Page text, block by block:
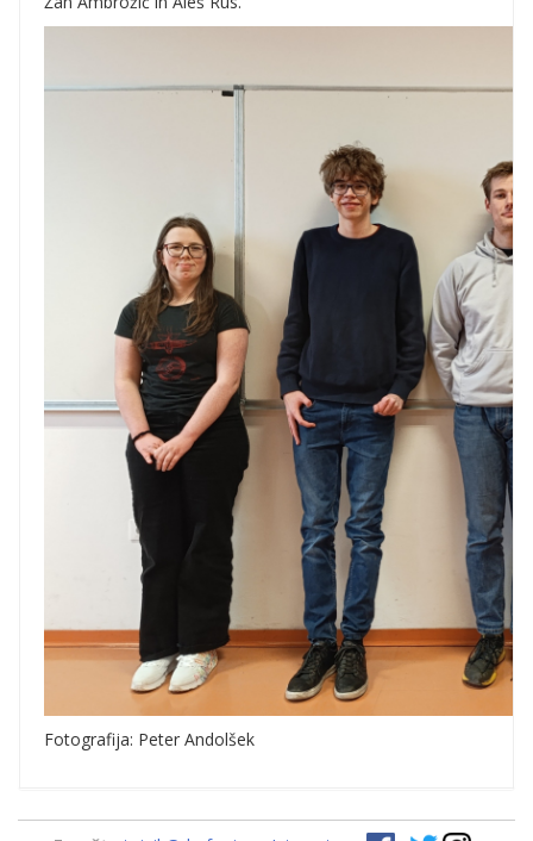
Fotografija: Peter Andolšek